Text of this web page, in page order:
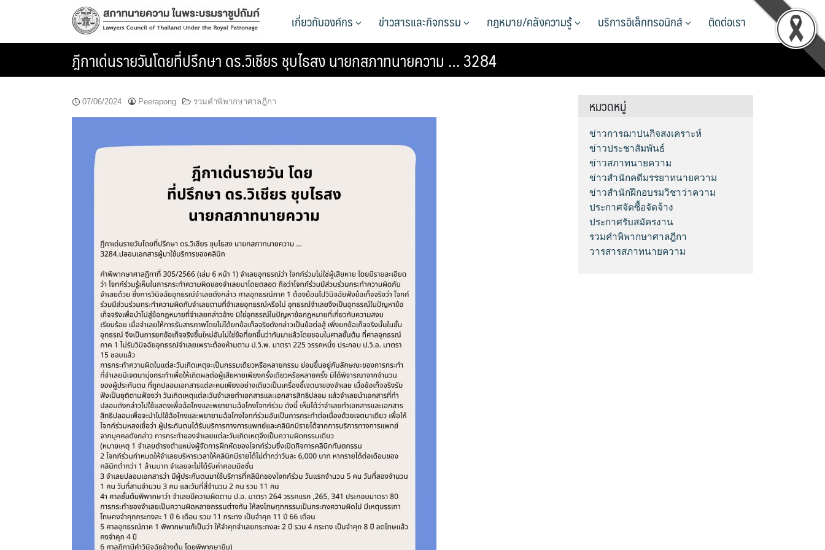
เกี่ยวกับองค์กร ข่าวสารและกิจกรรม กฎหมาย/คลังความรู้ บริการอิเล็กทรอนิกส์ ติดต่อเรา
ฎีกาเด่นรายวันโดยที่ปรึกษา ดร.วิเชียร ชุบไธสง นายกสภาทนายความ … 3284
07/06/2024 Peerapong รวมคำพิพากษาศาลฎีกา หมวดหมู่
ข่าวการฌาปนกิจสงเคราะห์
ข่าวประชาสัมพันธ์
ข่าวสภาทนายความ
ข่าวสำนักคดีมรรยาทนายความ
ข่าวสำนักฝึกอบรมวิชาว่าความ
ประกาศจัดซื้อจัดจ้าง
ประกาศรับสมัครงาน
รวมคำพิพากษาศาลฎีกา
วารสารสภาทนายความ